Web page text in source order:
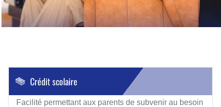
Crédit scolaire
Facilité permettant aux parents de subvenir au besoin